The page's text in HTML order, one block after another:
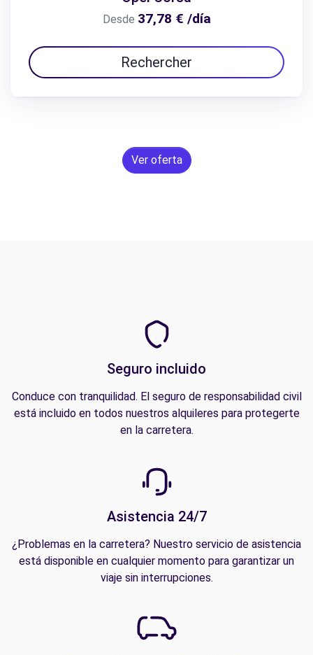
Desde 37,78 € /día
Rechercher
Ver oferta
Seguro incluido
Conduce con tranquilidad. El seguro de responsabilidad civil
está incluido en todos nuestros alquileres para protegerte
en la carretera.
Asistencia 24/7
¿Problemas en la carretera? Nuestro servicio de asistencia
está disponible en cualquier momento para garantizar un
viaje sin interrupciones.